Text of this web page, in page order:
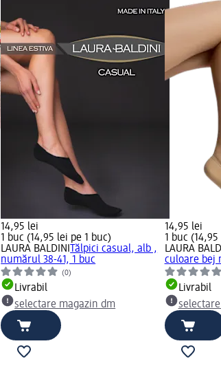
14,95 lei
1 buc (14,95 lei pe 1 buc)
LAURA BALDINI
Tălpici casual, alb ,
numărul 38-41, 1 buc
(0)
Livrabil
selectare magazin dm
14,95 lei
1 buc
LAURA
culoare bej
Livrabil